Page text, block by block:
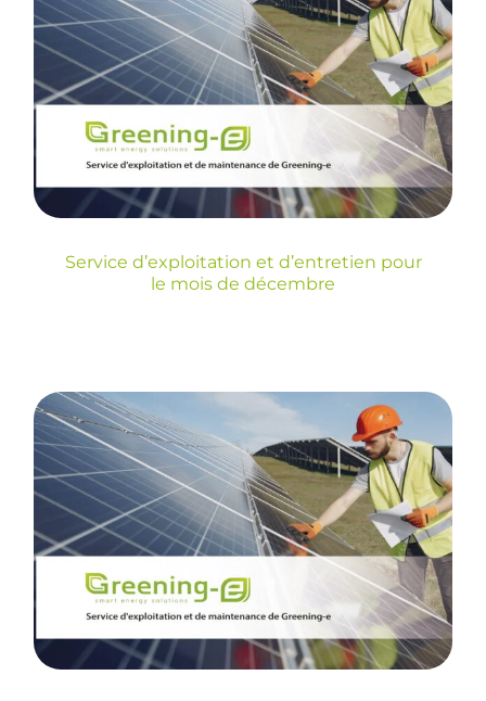
Service d’exploitation
et d’entretien pour le
mois de décembre
Blog
Service d’exploitation et d’entretien pour
le mois de décembre
Service d’exploitation
et d’entretien pour le
mois de novembre
Blog